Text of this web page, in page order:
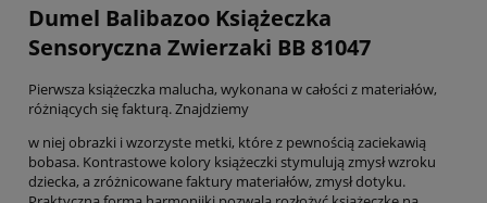
Dumel Balibazoo Książeczka
Sensoryczna Zwierzaki BB 81047
Pierwsza książeczka malucha, wykonana w całości z materiałów,
różniących się fakturą. Znajdziemy
w niej obrazki i wzorzyste metki, które z pewnością zaciekawią
bobasa. Kontrastowe kolory książeczki stymulują zmysł wzroku
dziecka, a zróżnicowane faktury materiałów, zmysł dotyku.